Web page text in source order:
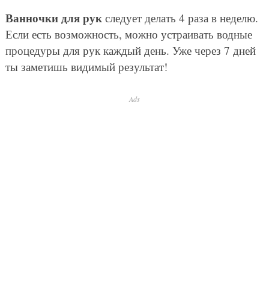
Ванночки для рукследует делать 4 раза в неделю.
Если есть возможность, можно устраивать водные
процедуры для рук каждый день. Уже через 7 дней
ты заметишь видимый результат!
Ads